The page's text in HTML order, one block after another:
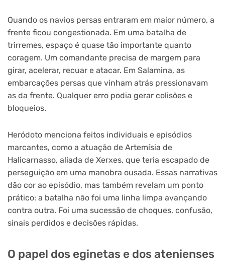
Quando os navios persas entraram em maior número, a
frente ficou congestionada. Em uma batalha de
trirremes, espaço é quase tão importante quanto
coragem. Um comandante precisa de margem para
girar, acelerar, recuar e atacar. Em Salamina, as
embarcações persas que vinham atrás pressionavam
as da frente. Qualquer erro podia gerar colisões e
bloqueios.
Heródoto menciona feitos individuais e episódios
marcantes, como a atuação de Artemísia de
Halicarnasso, aliada de Xerxes, que teria escapado de
perseguição em uma manobra ousada. Essas narrativas
dão cor ao episódio, mas também revelam um ponto
prático: a batalha não foi uma linha limpa avançando
contra outra. Foi uma sucessão de choques, confusão,
sinais perdidos e decisões rápidas.
O papel dos eginetas e dos atenienses